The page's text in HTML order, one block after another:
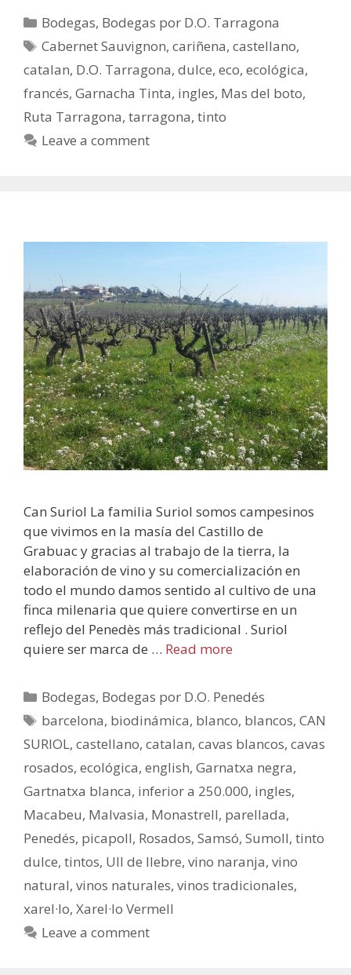
Bodegas, Bodegas por D.O. Tarragona
Cabernet Sauvignon,cariñena,castellano,
catalan, D.O. Tarragona, dulce, eco, ecológica,
francés, Garnacha Tinta, ingles, Mas del boto,
Ruta Tarragona, tarragona, tinto
Leave a comment
Can Suriol La familia Suriol somos campesinos
que vivimos en la masía del Castillo de
Grabuac y gracias al trabajo de la tierra, la
elaboración de vino y su comercialización en
todo el mundo damos sentido al cultivo de una
finca milenaria que quiere convertirse en un
reflejo del Penedès más tradicional . Suriol
quiere ser marca de … Read more
Bodegas, Bodegas por D.O. Penedés
barcelona, biodinámica, blanco, blancos,CAN
SURIOL, castellano, catalan, cavas blancos, cavas
rosados, ecológica, english, Garnatxa negra,
Gartnatxa blanca, inferior a 250.000, ingles,
Macabeu, Malvasia, Monastrell, parellada,
Penedés, picapoll, Rosados, Samsó, Sumoll, tinto
dulce, tintos, Ull de llebre, vino naranja, vino
natural, vinos naturales, vinos tradicionales,
xarel·lo, Xarel·lo Vermell
Leave a comment